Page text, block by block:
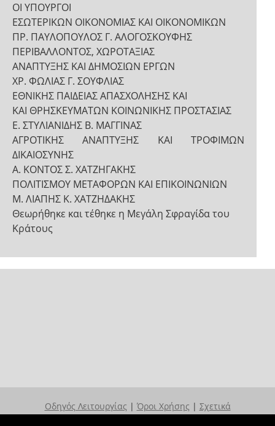
ΟΙ ΥΠΟΥΡΓΟΙ
ΕΣΩΤΕΡΙΚΩΝ ΟΙΚΟΝΟΜΙΑΣ ΚΑΙ ΟΙΚΟΝΟΜΙΚΩΝ
ΠΡ. ΠΑΥΛΟΠΟΥΛΟΣ Γ. ΑΛΟΓΟΣΚΟΥΦΗΣ
ΠΕΡΙΒΑΛΛΟΝΤΟΣ, ΧΩΡΟΤΑΞΙΑΣ
ΑΝΑΠΤΥΞΗΣ ΚΑΙ ΔΗΜΟΣΙΩΝ ΕΡΓΩΝ
ΧΡ. ΦΩΛΙΑΣ Γ. ΣΟΥΦΛΙΑΣ
ΕΘΝΙΚΗΣ ΠΑΙΔΕΙΑΣ ΑΠΑΣΧΟΛΗΣΗΣ ΚΑΙ
ΚΑΙ ΘΡΗΣΚΕΥΜΑΤΩΝ ΚΟΙΝΩΝΙΚΗΣ ΠΡΟΣΤΑΣΙΑΣ
Ε. ΣΤΥΛΙΑΝΙΔΗΣ Β. ΜΑΓΓΙΝΑΣ
ΑΓΡΟΤΙΚΗΣ ΑΝΑΠΤΥΞΗΣ ΚΑΙ ΤΡΟΦΙΜΩΝ
ΔΙΚΑΙΟΣΥΝΗΣ
Α. ΚΟΝΤΟΣ Σ. ΧΑΤΖΗΓΑΚΗΣ
ΠΟΛΙΤΙΣΜΟΥ ΜΕΤΑΦΟΡΩΝ ΚΑΙ ΕΠΙΚΟΙΝΩΝΙΩΝ
Μ. ΛΙΑΠΗΣ Κ. ΧΑΤΖΗΔΑΚΗΣ
Θεωρήθηκε και τέθηκε η Μεγάλη Σφραγίδα του
Κράτους
Οδηγός Λειτουργίας | Όροι Χρήσης | Σχετικά